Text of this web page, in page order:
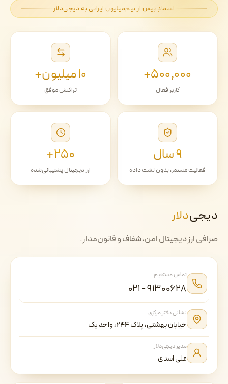
اعتمادِ بیش از نیم‌میلیون ایرانی به دیجی‌دلار
۵۰۰٬۰۰۰+
کاربر فعال
۱۰ میلیون+
تراکنش موفق
۹ سال
فعالیت مستمر، بدون نشت داده
۲۵۰+
ارز دیجیتال پشتیبانی‌شده
دیجی‌دلار
صرافی ارز دیجیتال امن، شفاف و قانون‌مدار.
تماس مستقیم
۰۲۱ - ۹۱۳۰۰۶۲۸
نشانی دفتر مرکزی
خیابان بهشتی، پلاک ۲۴۴، واحد یک
مدیر دیجی‌دلار
علی اسدی